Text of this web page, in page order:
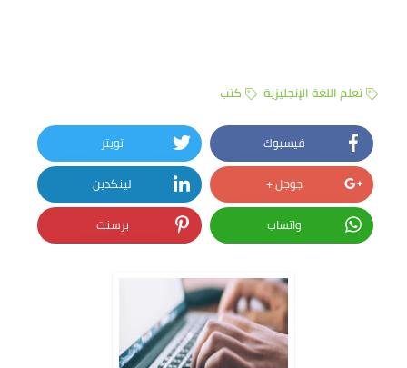
تعلم اللغة الإنجليزية كتب
فيسبوك
تويتر
جوجل +
لينكدين
واتساب
برسنت